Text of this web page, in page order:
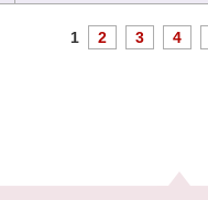
1 2 3 4